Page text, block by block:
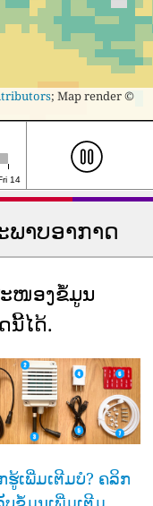
; Map render ©
14
າບອາກາດ
ະໜອງຂໍ້ມູນ
ນີ້ໄດ້.
ຮູ້ເພີ່ມເຕີມບໍ? ຄລິກ